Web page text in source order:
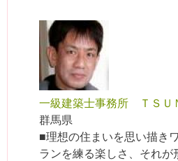
一級建築士事務所 ＴＳＵ
群馬県
■理想の住まいを思い描き
ランを練る楽しさ、それが